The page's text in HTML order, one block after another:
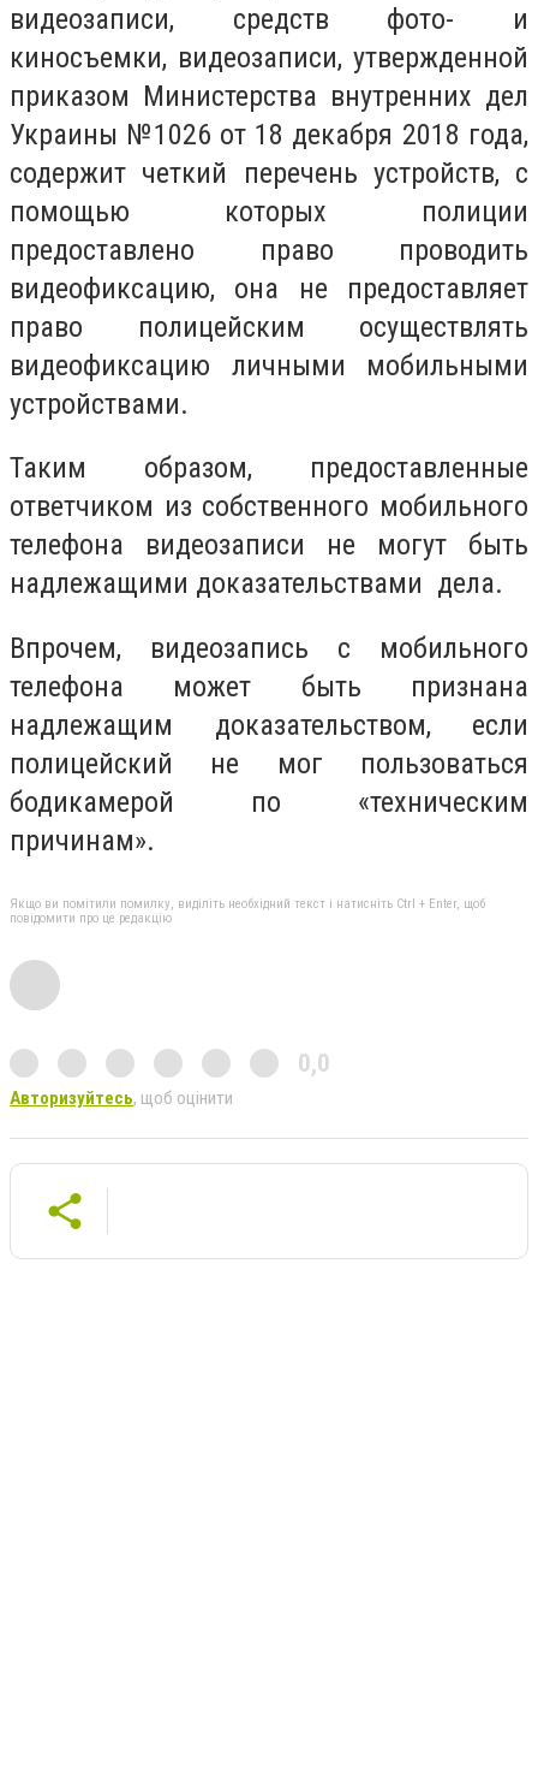
видеозаписи, средств фото- и
киносъемки, видеозаписи, утвержденной
приказом Министерства внутренних дел
Украины №1026 от 18 декабря 2018 года,
содержит четкий перечень устройств, с
помощью которых полиции
предоставлено право проводить
видеофиксацию, она не предоставляет
право полицейским осуществлять
видеофиксацию личными мобильными
устройствами.
Таким образом, предоставленные
ответчиком из собственного мобильного
телефона видеозаписи не могут быть
надлежащими доказательствами дела.
Впрочем, видеозапись с мобильного
телефона может быть признана
надлежащим доказательством, если
полицейский не мог пользоваться
бодикамерой по «техническим
причинам».
Якщо ви помітили помилку, виділіть необхідний текст і натисніть Ctrl + Enter, щоб
повідомити про це редакцію
0,0
Авторизуйтесь, щоб оцінити